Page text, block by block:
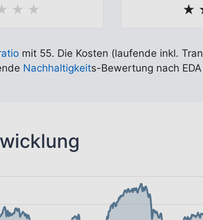
★ ★
★
mit 55. Die Kosten (laufende inkl.
Nachhaltigkeits-Bewertung nach